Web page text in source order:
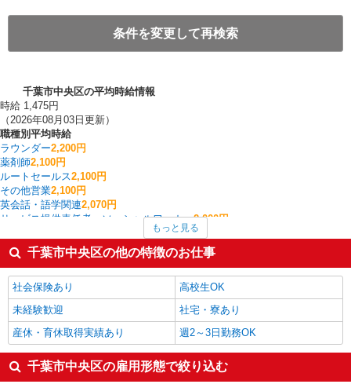
条件を変更して再検索
千葉市中央区の平均時給情報
時給 1,475円
（2026年08月03日更新）
職種別平均時給
ラウンダー2,200円
薬剤師2,100円
ルートセールス2,100円
その他営業2,100円
英会話・語学関連2,070円
サービス提供責任者・ソーシャルワーカー2,000円
家事代行1,700円
その他オフィスワーク・事務 1,661円
家電・携帯販売1,608円
千葉市中央区の他の職種の平均時給を見る
もっと見る
千葉市中央区の他の特徴のお仕事
社会保険あり
高校生OK
未経験歓迎
社宅・寮あり
産休・育休取得実績あり
週2～3日勤務OK
千葉市中央区の雇用形態で絞り込む